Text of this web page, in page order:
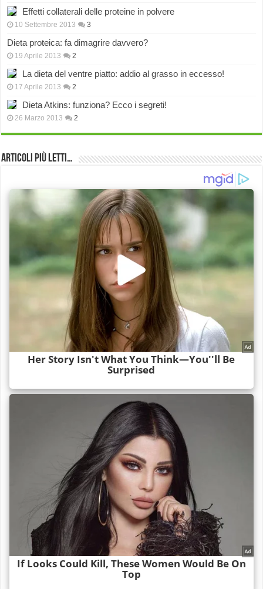
Effetti collaterali delle proteine in polvere
10 Settembre 2013 3
Dieta proteica: fa dimagrire davvero?
19 Aprile 2013 2
La dieta del ventre piatto: addio al grasso in eccesso!
17 Aprile 2013 2
Dieta Atkins: funziona? Ecco i segreti!
26 Marzo 2013 2
Articoli più Letti…